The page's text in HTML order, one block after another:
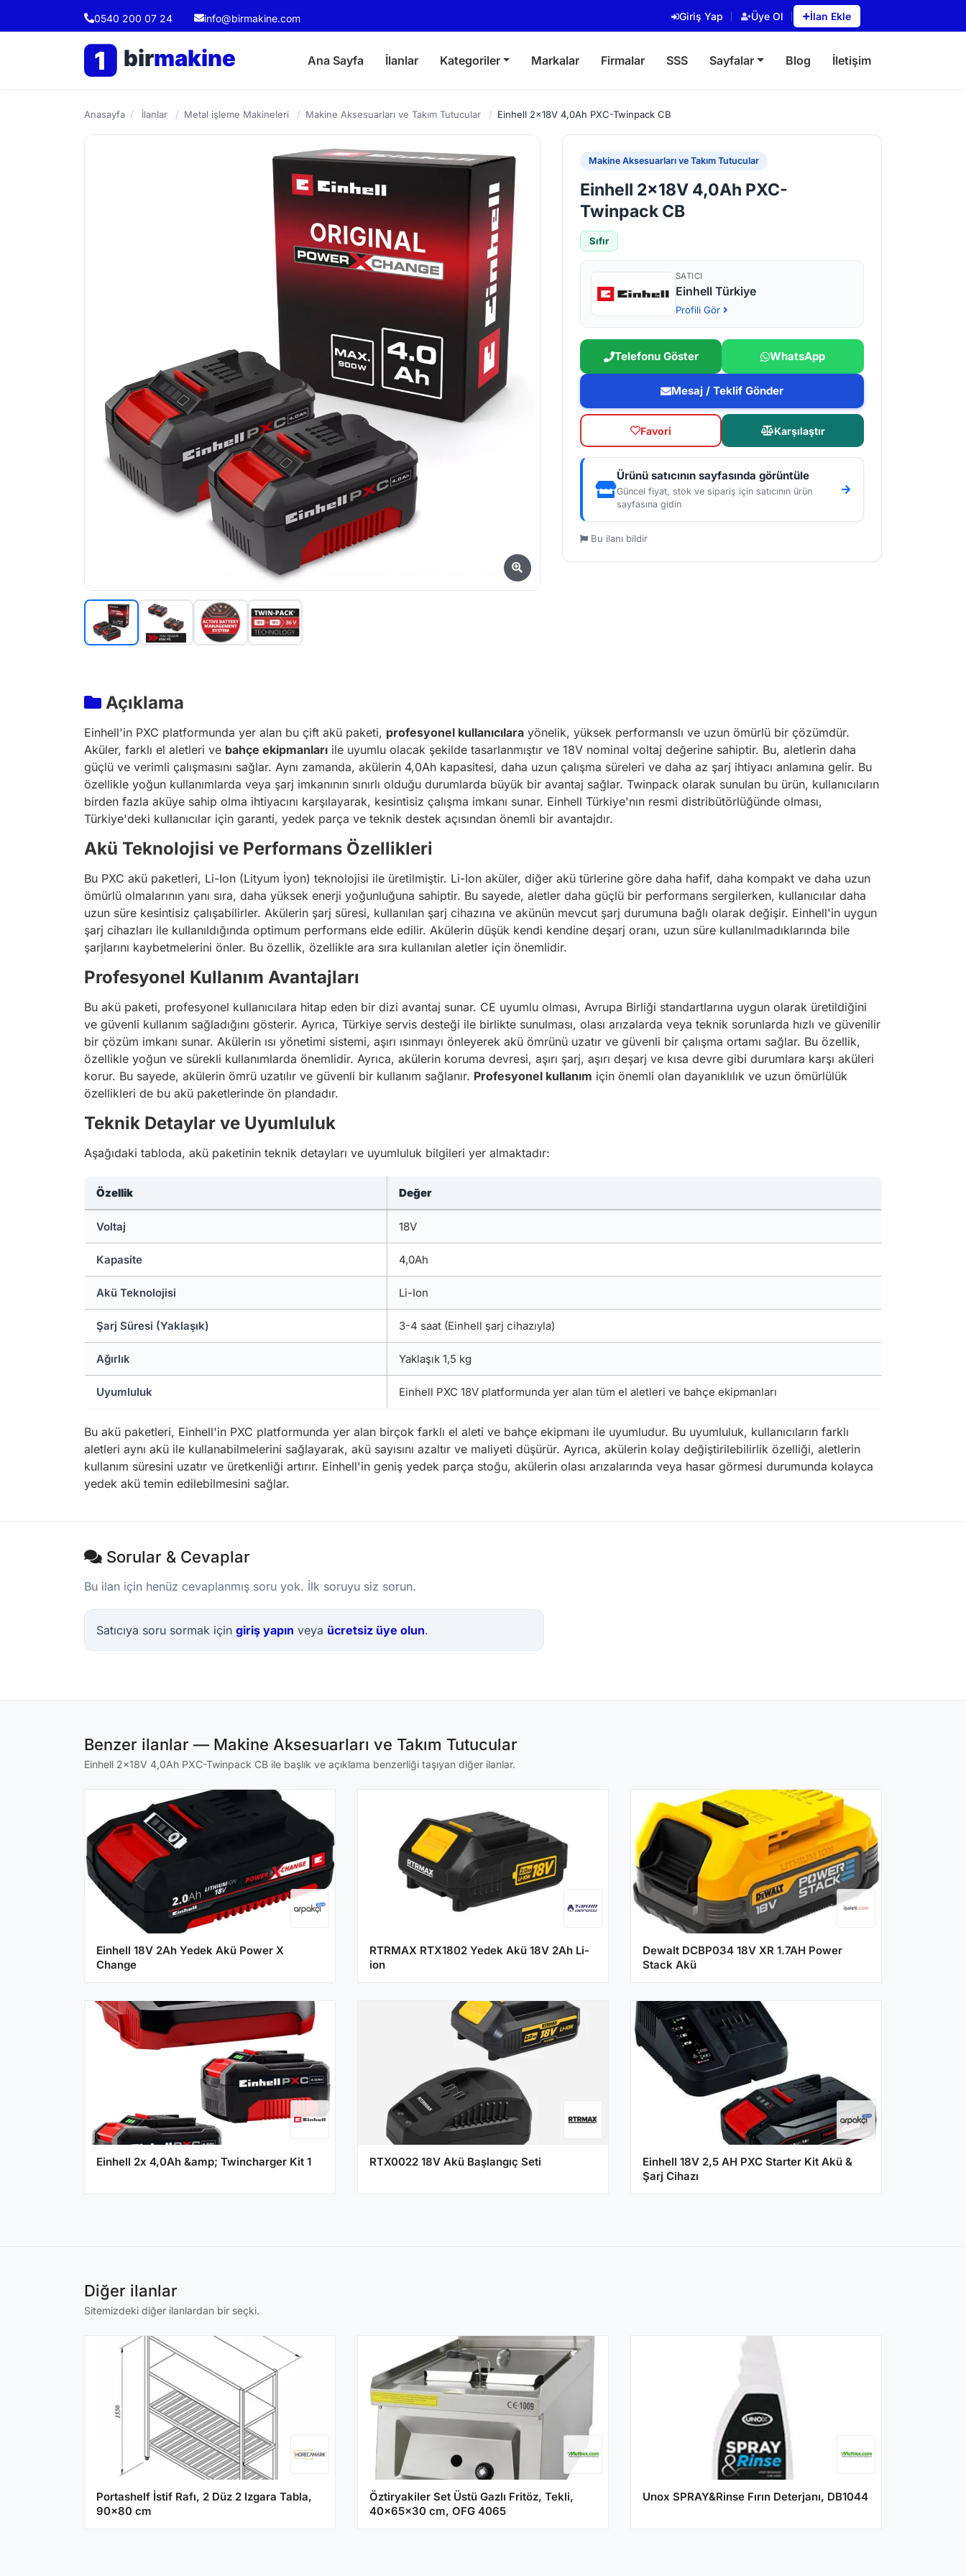
0540 200 07 24 info@birmakine.com Giriş Yap Üye Ol İlan Ekle
1 birmakine Ana Sayfa İlanlar Kategoriler Markalar Firmalar SSS Sayfalar Blog İletişim
Anasayfa / İlanlar / Metal işleme Makineleri / Makine Aksesuarları ve Takım Tutucular / Einhell 2x18V 4,0Ah PXC-Twinpack CB
Makine Aksesuarları ve Takım Tutucular
Einhell 2x18V 4,0Ah PXC-
Twinpack CB
Sıfır
SATICI
Einhell Türkiye
Profili Gör
Telefonu Göster WhatsApp
Mesaj / Teklif Gönder
Favori Karşılaştır
Ürünü satıcının sayfasında görüntüle
Güncel fiyat, stok ve sipariş için satıcının ürün
sayfasına gidin
Bu ilanı bildir
Açıklama
Einhell'in PXC platformunda yer alan bu çift akü paketi, profesyonel kullanıcılara yönelik, yüksek performanslı ve uzun ömürlü bir çözümdür.
Aküler, farklı el aletleri ve bahçe ekipmanları ile uyumlu olacak şekilde tasarlanmıştır ve 18V nominal voltaj değerine sahiptir. Bu, aletlerin daha
güçlü ve verimli çalışmasını sağlar. Aynı zamanda, akülerin 4,0Ah kapasitesi, daha uzun çalışma süreleri ve daha az şarj ihtiyacı anlamına gelir. Bu
özellikle yoğun kullanımlarda veya şarj imkanının sınırlı olduğu durumlarda büyük bir avantaj sağlar. Twinpack olarak sunulan bu ürün, kullanıcıların
birden fazla aküye sahip olma ihtiyacını karşılayarak, kesintisiz çalışma imkanı sunar. Einhell Türkiye'nın resmi distribütörlüğünde olması,
Türkiye'deki kullanıcılar için garanti, yedek parça ve teknik destek açısından önemli bir avantajdır.
Akü Teknolojisi ve Performans Özellikleri
Bu PXC akü paketleri, Li-Ion (Lityum İyon) teknolojisi ile üretilmiştir. Li-Ion aküler, diğer akü türlerine göre daha hafif, daha kompakt ve daha uzun
ömürlü olmalarının yanı sıra, daha yüksek enerji yoğunluğuna sahiptir. Bu sayede, aletler daha güçlü bir performans sergilerken, kullanıcılar daha
uzun süre kesintisiz çalışabilirler. Akülerin şarj süresi, kullanılan şarj cihazına ve akünün mevcut şarj durumuna bağlı olarak değişir. Einhell'in uygun
şarj cihazları ile kullanıldığında optimum performans elde edilir. Akülerin düşük kendi kendine deşarj oranı, uzun süre kullanılmadıklarında bile
şarjlarını kaybetmelerini önler. Bu özellik, özellikle ara sıra kullanılan aletler için önemlidir.
Profesyonel Kullanım Avantajları
Bu akü paketi, profesyonel kullanıcılara hitap eden bir dizi avantaj sunar. CE uyumlu olması, Avrupa Birliği standartlarına uygun olarak üretildiğini
ve güvenli kullanım sağladığını gösterir. Ayrıca, Türkiye servis desteği ile birlikte sunulması, olası arızalarda veya teknik sorunlarda hızlı ve güvenilir
bir çözüm imkanı sunar. Akülerin ısı yönetimi sistemi, aşırı ısınmayı önleyerek akü ömrünü uzatır ve güvenli bir çalışma ortamı sağlar. Bu özellik,
özellikle yoğun ve sürekli kullanımlarda önemlidir. Ayrıca, akülerin koruma devresi, aşırı şarj, aşırı deşarj ve kısa devre gibi durumlara karşı aküleri
korur. Bu sayede, akülerin ömrü uzatılır ve güvenli bir kullanım sağlanır. Profesyonel kullanım için önemli olan dayanıklılık ve uzun ömürlülük
özellikleri de bu akü paketlerinde ön plandadır.
Teknik Detaylar ve Uyumluluk
Aşağıdaki tabloda, akü paketinin teknik detayları ve uyumluluk bilgileri yer almaktadır:
Özellik Değer
Voltaj 18V
Kapasite 4,0Ah
Akü Teknolojisi Li-Ion
Şarj Süresi (Yaklaşık) 3-4 saat (Einhell şarj cihazıyla)
Ağırlık Yaklaşık 1,5 kg
Uyumluluk Einhell PXC 18V platformunda yer alan tüm el aletleri ve bahçe ekipmanları
Bu akü paketleri, Einhell'in PXC platformunda yer alan birçok farklı el aleti ve bahçe ekipmanı ile uyumludur. Bu uyumluluk, kullanıcıların farklı
aletleri aynı akü ile kullanabilmelerini sağlayarak, akü sayısını azaltır ve maliyeti düşürür. Ayrıca, akülerin kolay değiştirilebilirlik özelliği, aletlerin
kullanım süresini uzatır ve üretkenliği artırır. Einhell'in geniş yedek parça stoğu, akülerin olası arızalarında veya hasar görmesi durumunda kolayca
yedek akü temin edilebilmesini sağlar.
Sorular & Cevaplar
Bu ilan için henüz cevaplanmış soru yok. İlk soruyu siz sorun.
Satıcıya soru sormak için giriş yapın veya ücretsiz üye olun.
Benzer ilanlar — Makine Aksesuarları ve Takım Tutucular
Einhell 2x18V 4,0Ah PXC-Twinpack CB ile başlık ve açıklama benzerliği taşıyan diğer ilanlar.
Einhell 18V 2Ah Yedek Akü Power X
Change
RTRMAX RTX1802 Yedek Akü 18V 2Ah Li-
ion
Dewalt DCBP034 18V XR 1.7AH Power
Stack Akü
Einhell 2x 4,0Ah &amp; Twincharger Kit 1 RTX0022 18V Akü Başlangıç Seti
Einhell 18V 2,5 AH PXC Starter Kit Akü &
Şarj Cihazı
Diğer ilanlar
Sitemizdeki diğer ilanlardan bir seçki.
Portashelf İstif Rafı, 2 Düz 2 Izgara Tabla,
90x80 cm
Öztiryakiler Set Üstü Gazlı Fritöz, Tekli,
40x65x30 cm, OFG 4065
Unox SPRAY&Rinse Fırın Deterjanı, DB1044